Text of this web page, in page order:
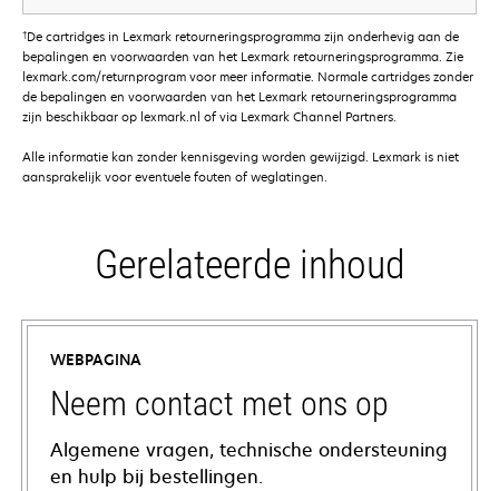
†De cartridges in Lexmark retourneringsprogramma zijn onderhevig aan de
bepalingen en voorwaarden van het Lexmark retourneringsprogramma. Zie
lexmark.com/returnprogram voor meer informatie. Normale cartridges zonder
de bepalingen en voorwaarden van het Lexmark retourneringsprogramma
zijn beschikbaar op lexmark.nl of via Lexmark Channel Partners.
Alle informatie kan zonder kennisgeving worden gewijzigd. Lexmark is niet
aansprakelijk voor eventuele fouten of weglatingen.
Gerelateerde inhoud
WEBPAGINA
Neem contact met ons op
Algemene vragen, technische ondersteuning
en hulp bij bestellingen.